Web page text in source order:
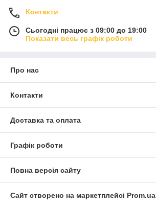
Контакти
Сьогодні працює з 09:00 до 19:00
Показати весь графік роботи
Про нас
Контакти
Доставка та оплата
Графік роботи
Повна версія сайту
Сайт створено на маркетплейсі Prom.ua